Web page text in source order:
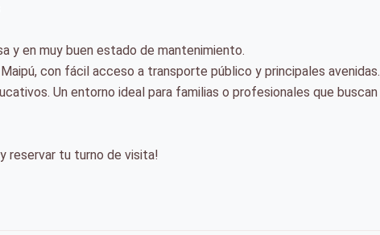
y en muy buen estado de mantenimiento.
con fácil acceso a transporte público y principales avenidas.
Un entorno ideal para familias o profesionales que buscan
reservar tu turno de visita!